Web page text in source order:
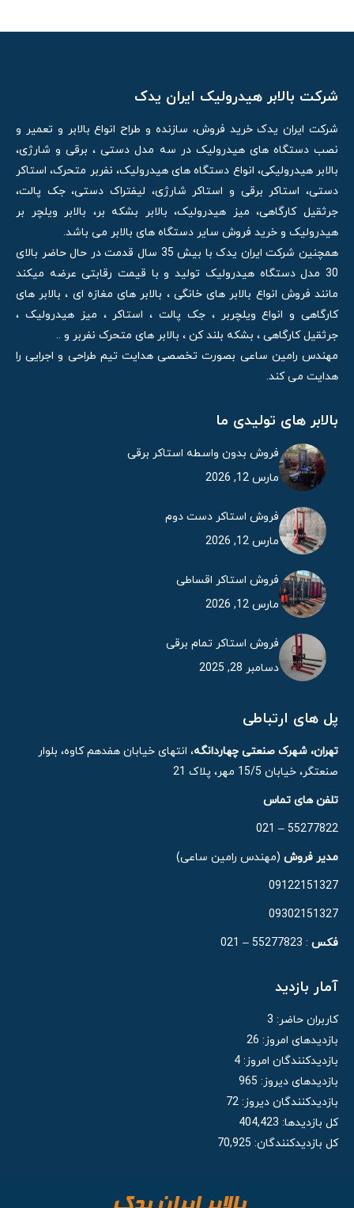
شرکت بالابر هیدرولیک ایران یدک
شرکت ایران یدک خرید فروش، سازنده و طراح انواع بالابر و تعمیر و
نصب دستگاه های هیدرولیک در سه مدل دستی ، برقی و شارژی،
بالابر هیدرولیکی، انواع دستگاه های هیدرولیک، نفربر متحرک، استاکر
دستی، استاکر برقی و استاکر شارژی، لیفتراک دستی، جک پالت،
جرثقیل کارگاهی، میز هیدرولیک، بالابر بشکه بر، بالابر ویلچر بر
هیدرولیک و خرید فروش سایر دستگاه های بالابر می باشد.
همچنین شرکت ایران یدک با بیش 35 سال قدمت در حال حاضر بالای
30 مدل دستگاه هیدرولیک تولید و با قیمت رقابتی عرضه میکند
مانند فروش انواع بالابر های خانگی ، بالابر های مغازه ای ، بالابر های
کارگاهی و انواع ویلچربر ، جک پالت ، استاکر ، میز هیدرولیک ،
جرثقیل کارگاهی ، بشکه بلند کن ، بالابر های متحرک نفربر و ..
مهندس رامین ساعی بصورت تخصصی هدایت تیم طراحی و اجرایی را
هدایت می کند.
بالابر های تولیدی ما
فروش بدون واسطه استاکر برقی
مارس 12, 2026
فروش استاکر دست دوم
مارس 12, 2026
فروش استاکر اقساطی
مارس 12, 2026
فروش استاکر تمام برقی
دسامبر 28, 2025
پل های ارتباطی
تهران، شهرک صنعتی چهاردانگه، انتهای خیابان هفدهم کاوه، بلوار
صنعتگر، خیابان 15/5 مهر، پلاک 21
تلفن های تماس
55277822 – 021
مدیر فروش (مهندس رامین ساعی)
09122151327
09302151327
فکس : 55277823 – 021
آمار بازدید
کاربران حاضر: 3
بازدیدهای امروز: 26
بازدیدکنندگان امروز: 4
بازدیدهای دیروز: 965
بازدیدکنندگان دیروز: 72
کل بازدیدها: 404,423
کل بازدیدکنند‌گان: 70,925